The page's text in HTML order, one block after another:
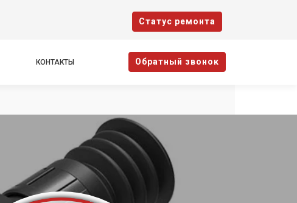
Cтатус ремонта
КОНТАКТЫ Oбратный звонок